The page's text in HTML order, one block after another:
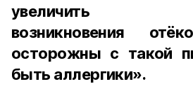
увеличить
возникновения
осторожны с такой
быть аллергики».